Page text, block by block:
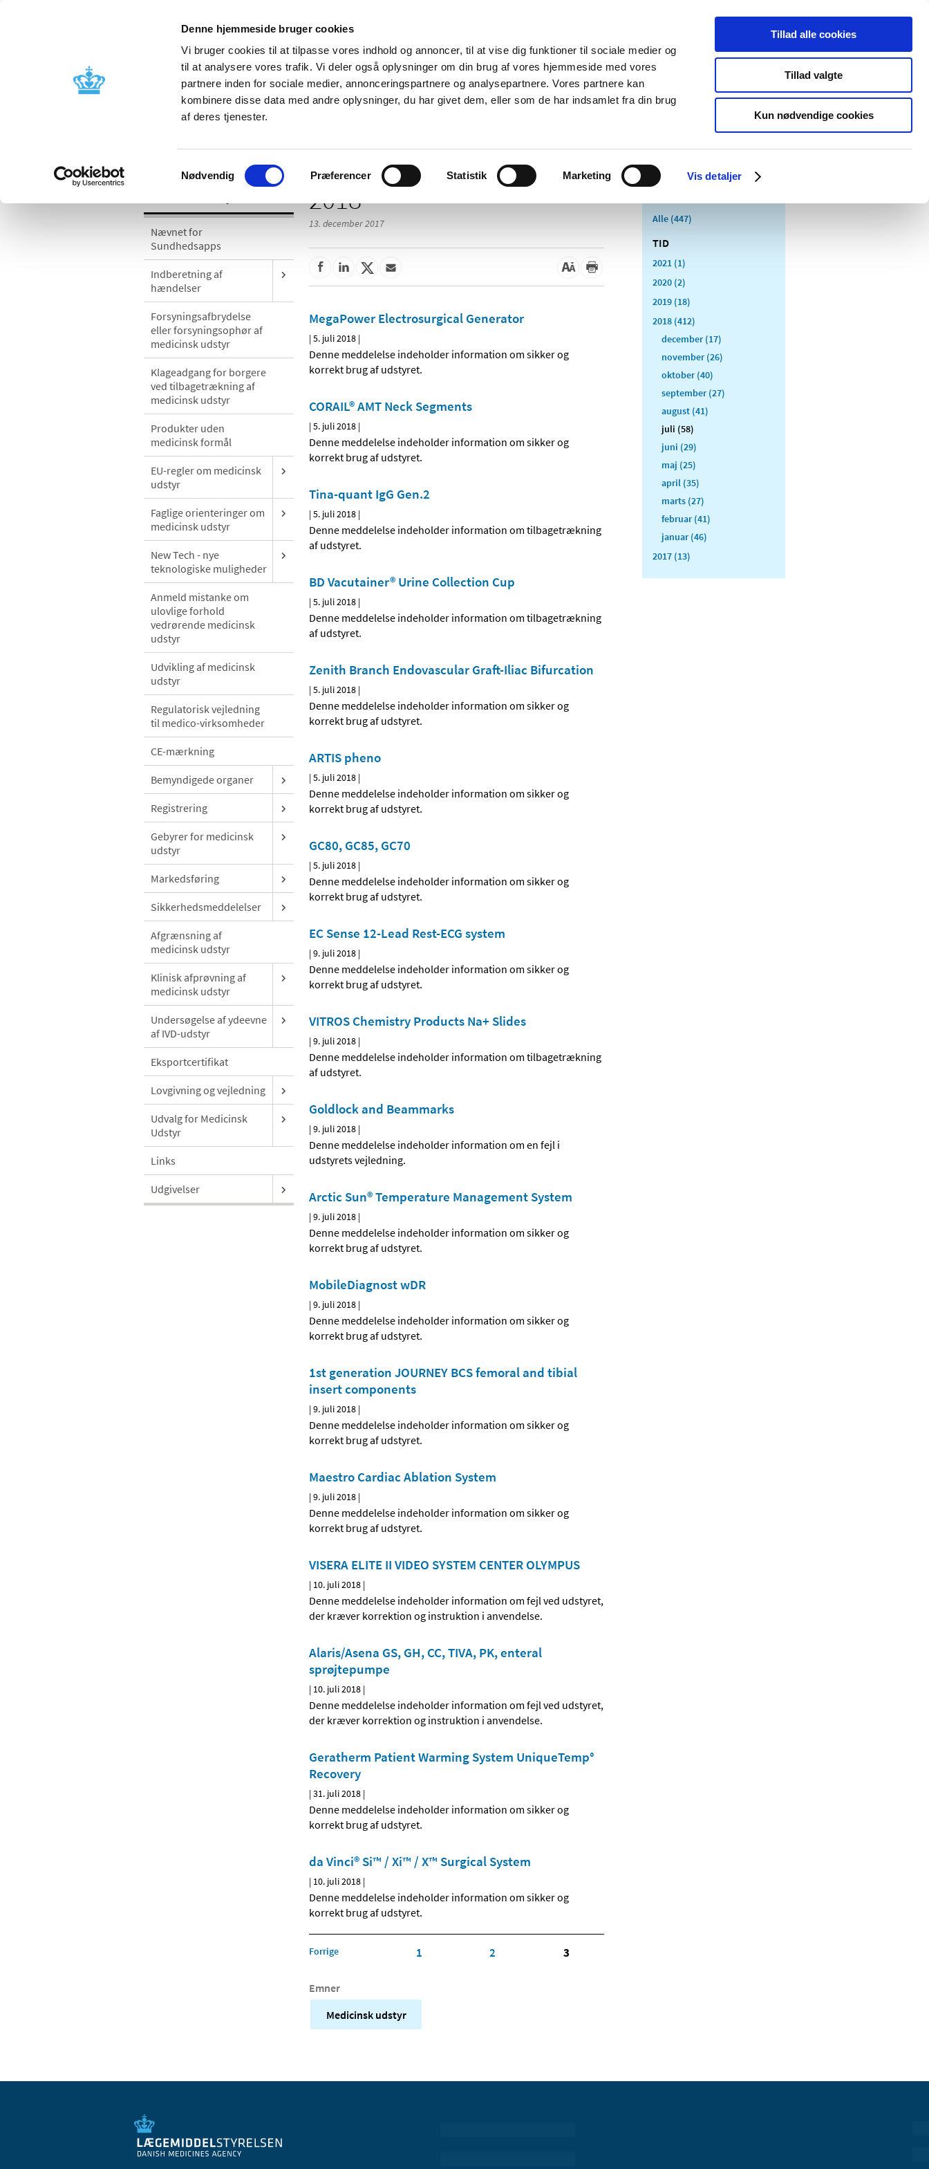
Denne hjemmeside bruger cookies
Vi bruger cookies til at tilpasse vores indhold og annoncer, til at vise dig funktioner til sociale medier og
til at analysere vores trafik. Vi deler også oplysninger om din brug af vores hjemmeside med vores
partnere inden for sociale medier, annonceringspartnere og analysepartnere. Vores partnere kan
kombinere disse data med andre oplysninger, du har givet dem, eller som de har indsamlet fra din brug
af deres tjenester.
Samtykkevalg
Nødvendig Præferencer Statistik Marketing Vis detaljer
Tillad alle cookies
Tillad valgte
Kun nødvendige cookies
Nyheder Om os Kontakt Udgivelser
Godkendelse og
Bivirkninger og
produktinformation
Tilskud og
Apoteker og salg af
Medicinsk
Særlige
produktområder
Nævnet for
Sundhedsapps
Indberetning af
hændelser
Forsyningsafbrydelse
eller forsyningsophør af
medicinsk udstyr
Klageadgang for borgere
ved tilbagetrækning af
medicinsk udstyr
Produkter uden
medicinsk formål
EU-regler om medicinsk
udstyr
Faglige orienteringer om
medicinsk udstyr
New Tech - nye
teknologiske muligheder
Anmeld mistanke om
ulovlige forhold
vedrørende medicinsk
udstyr
Udvikling af medicinsk
udstyr
Regulatorisk vejledning
til medico-virksomheder
CE-mærkning
Bemyndigede organer
Registrering
Gebyrer for medicinsk
udstyr
Markedsføring
Sikkerhedsmeddelelser
Afgrænsning af
medicinsk udstyr
Klinisk afprøvning af
medicinsk udstyr
Undersøgelse af ydeevne
af IVD-udstyr
Eksportcertifikat
Lovgivning og vejledning
Udvalg for Medicinsk
Udstyr
Links
Udgivelser
2018
13. december 2017
MegaPower Electrosurgical Generator
|5. juli 2018 |
Denne meddelelse indeholder information om sikker og
korrekt brug af udstyret.
CORAIL® AMT Neck Segments
|5. juli 2018 |
Denne meddelelse indeholder information om sikker og
korrekt brug af udstyret.
Tina-quant IgG Gen.2
|5. juli 2018 |
Denne meddelelse indeholder information om tilbagetrækning
af udstyret.
BD Vacutainer® Urine Collection Cup
|5. juli 2018 |
Denne meddelelse indeholder information om tilbagetrækning
af udstyret.
Zenith Branch Endovascular Graft-Iliac Bifurcation
|5. juli 2018 |
Denne meddelelse indeholder information om sikker og
korrekt brug af udstyret.
ARTIS pheno
|5. juli 2018 |
Denne meddelelse indeholder information om sikker og
korrekt brug af udstyret.
GC80, GC85, GC70
|5. juli 2018 |
Denne meddelelse indeholder information om sikker og
korrekt brug af udstyret.
EC Sense 12-Lead Rest-ECG system
|9. juli 2018 |
Denne meddelelse indeholder information om sikker og
korrekt brug af udstyret.
VITROS Chemistry Products Na+ Slides
|9. juli 2018 |
Denne meddelelse indeholder information om tilbagetrækning
af udstyret.
Goldlock and Beammarks
|9. juli 2018 |
Denne meddelelse indeholder information om en fejl i
udstyrets vejledning.
Arctic Sun® Temperature Management System
|9. juli 2018 |
Denne meddelelse indeholder information om sikker og
korrekt brug af udstyret.
MobileDiagnost wDR
|9. juli 2018 |
Denne meddelelse indeholder information om sikker og
korrekt brug af udstyret.
1st generation JOURNEY BCS femoral and tibial
insert components
|9. juli 2018 |
Denne meddelelse indeholder information om sikker og
korrekt brug af udstyret.
Maestro Cardiac Ablation System
|9. juli 2018 |
Denne meddelelse indeholder information om sikker og
korrekt brug af udstyret.
VISERA ELITE II VIDEO SYSTEM CENTER OLYMPUS
| 10. juli 2018 |
Denne meddelelse indeholder information om fejl ved udstyret,
der kræver korrektion og instruktion i anvendelse.
Alaris/Asena GS, GH, CC, TIVA, PK, enteral
sprøjtepumpe
| 10. juli 2018 |
Denne meddelelse indeholder information om fejl ved udstyret,
der kræver korrektion og instruktion i anvendelse.
Geratherm Patient Warming System UniqueTemp°
Recovery
|31. juli 2018 |
Denne meddelelse indeholder information om sikker og
korrekt brug af udstyret.
da Vinci® Si™ / Xi™ / X™ Surgical System
| 10. juli 2018 |
Denne meddelelse indeholder information om sikker og
korrekt brug af udstyret.
Forrige 1 2 3
Emner
Medicinsk udstyr
Alle (447)
TID
2021 (1)
2020 (2)
2019 (18)
2018 (412)
december (17)
november (26)
oktober (40)
september (27)
august (41)
juli (58)
juni (29)
maj (25)
april (35)
marts (27)
februar (41)
januar (46)
2017 (13)